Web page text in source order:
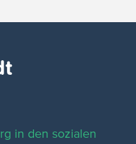
in den sozialen